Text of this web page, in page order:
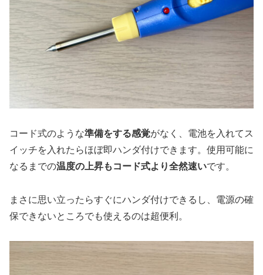
コード式のような準備をする感覚がなく、電池を入れてス
イッチを入れたらほぼ即ハンダ付けできます。使用可能に
なるまでの温度の上昇もコード式より全然速いです。
まさに思い立ったらすぐにハンダ付けできるし、電源の確
保できないところでも使えるのは超便利。